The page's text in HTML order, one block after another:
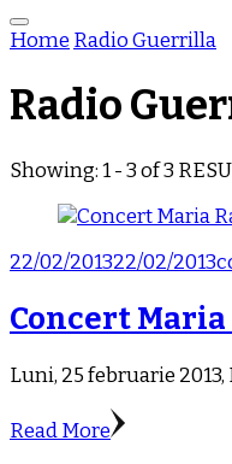
Home Radio Guerrilla
Radio
Showing: 1 - 3 of 3
22/02/201322/02/2013
Concert
Luni, 25 februarie
Read More